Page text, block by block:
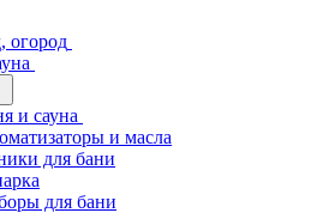
огород
и сауна
и масла
для бани
для бани